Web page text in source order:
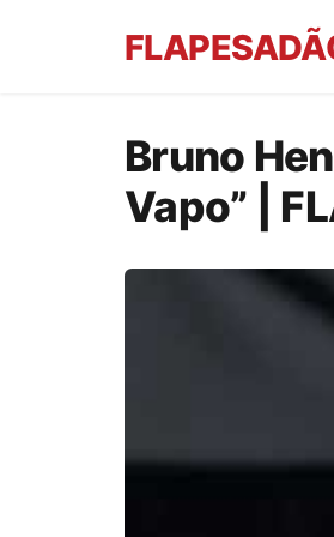
Bruno
Vapo” |